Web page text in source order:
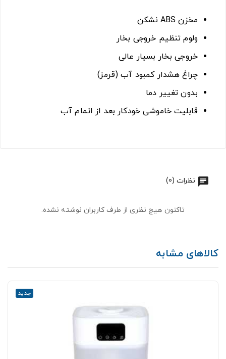
مخزن ABS نشکن
ولوم تنظیم خروجی بخار
خروجی بخار بسیار عالی
چراغ هشدار کمبود آب (قرمز)
بدون تغییر دما
قابلیت خاموشی خودکار بعد از اتمام آب
نظرات (0)
تاکنون هیچ نظری از طرف کاربران نوشته نشده.
کالاهای مشابه
جدید